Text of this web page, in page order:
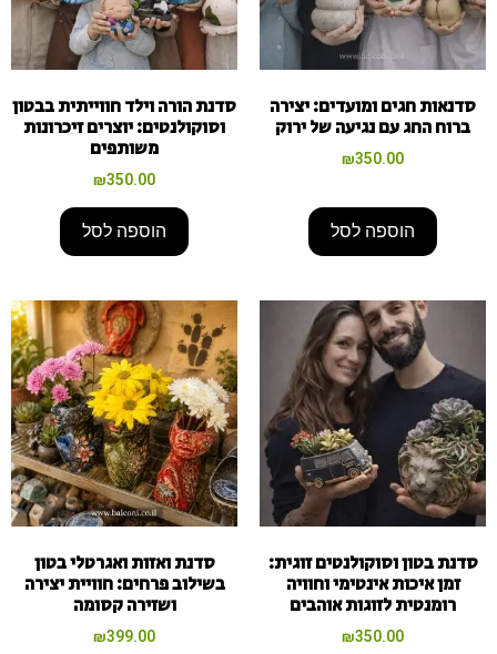
סדנאות חגים ומועדים: יצירה
ברוח החג עם נגיעה של ירוק
₪350.00
הוספה לסל
סדנת הורה וילד חווייתית בבטון
וסוקולנטים: יוצרים זיכרונות
משותפים
₪350.00
הוספה לסל
סדנת בטון וסוקולנטים זוגית:
זמן איכות אינטימי וחוויה
רומנטית לזוגות אוהבים
₪350.00
סדנת ואזות ואגרטלי בטון
בשילוב פרחים: חוויית יצירה
ושזירה קסומה
₪399.00